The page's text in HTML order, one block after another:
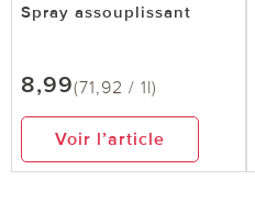
Spray assouplissant
8,99(71,92 / 1l)
Voir l’article